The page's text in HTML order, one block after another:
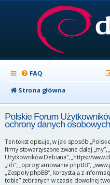
FAQ
Strona główna
Polskie Forum
ochrony danych osobowych
Ten tekst opisuje, w jaki sposób
firmy stowarzyszone zwane dalej „my”,
Użytkowników Debiana”, „https://
„ich”, „oprogramowanie phpBB”,
„Zespoły phpBB”, korzystają z
tobie” zebranych w czasie dowolnej